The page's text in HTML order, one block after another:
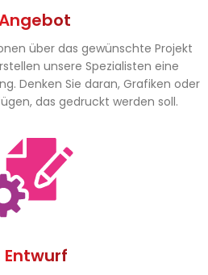
Angebot
über das gewünschte Projekt
unsere Spezialisten eine
Denken Sie daran, Grafiken oder
das gedruckt werden soll.
Entwurf